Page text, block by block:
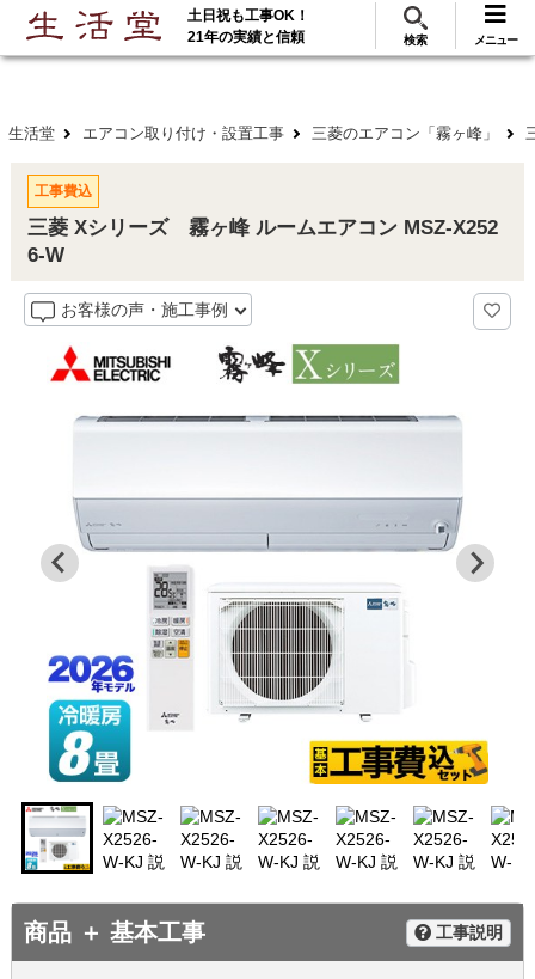
ご利用 288万･工事実績117万件! 無料見積
土日祝も工事OK！
21年の実績と信頼
検索 メニュー
生活堂 エアコン取り付け・設置工事 三菱のエアコン「霧ヶ峰」
工事費込
三菱 Xシリーズ 霧ヶ峰 ルームエアコン MSZ-X252
6-W
お客様の声・施工事例
商品 ＋ 基本工事 工事説明